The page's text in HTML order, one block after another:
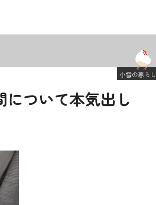
ついて本気出し
小雪の暮らし